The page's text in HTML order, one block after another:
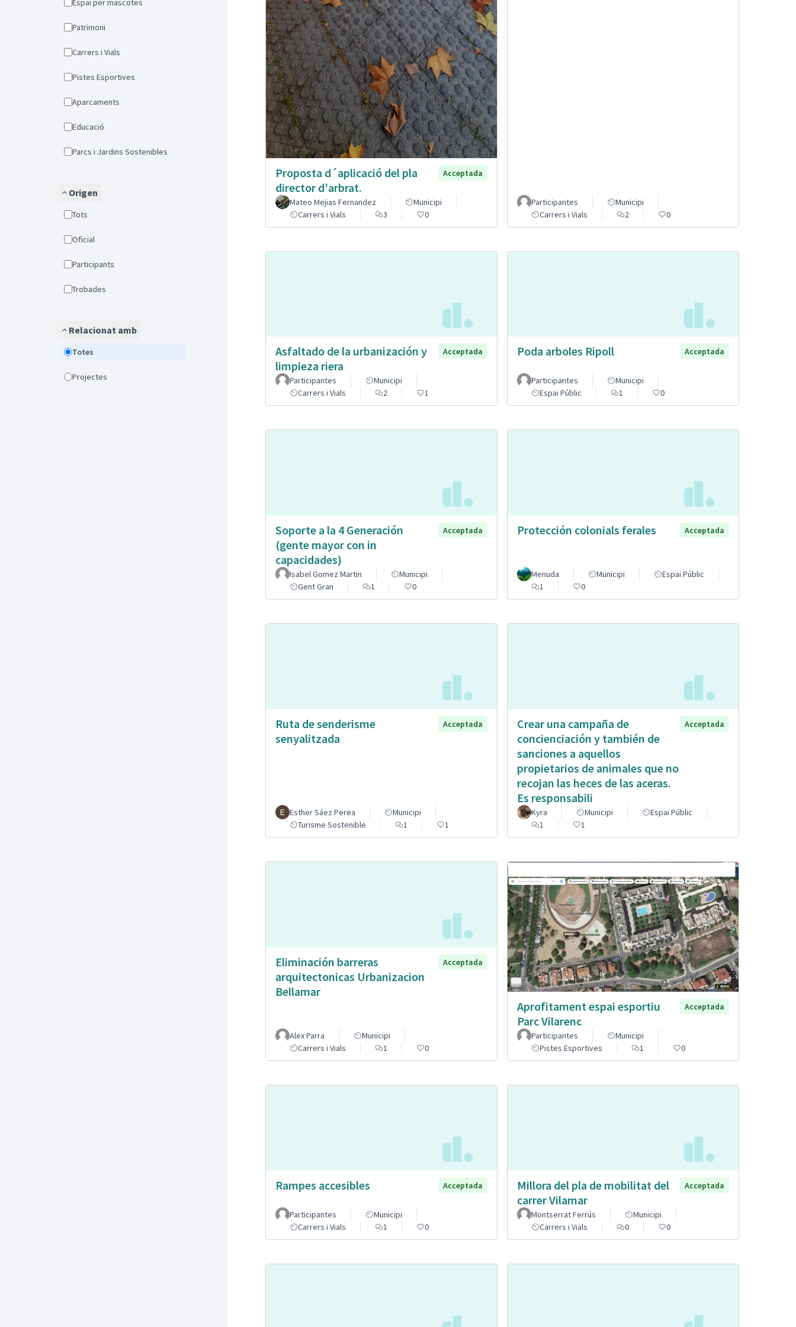
Espai per mascotes
Patrimoni
Carrers i Vials
Pistes Esportives
Aparcaments
Educació
Parcs i Jardins Sostenibles
Origen
Tots
Oficial
Participants
Trobades
Relacionat amb
Totes
Projectes
Proposta d´aplicació del pla
director d'arbrat.
Acceptada
Mateo Mejias Fernandez
Municipi
Carrers i Vials
3 0
Participantes
Municipi
Carrers i Vials
2 0
Asfaltado de la urbanización y
limpieza riera
Acceptada
Participantes
Municipi
Carrers i Vials
2 1
Poda arboles Ripoll Acceptada
Participantes
Municipi
Espai Públic
1 0
Soporte a la 4 Generación
(gente mayor con in
capacidades)
Acceptada
Isabel Gomez Martin
Municipi
Gent Gran
1 0
Protección colonials ferales Acceptada
Menuda Municipi
Espai Públic
1
0
Ruta de senderisme
senyalitzada
Acceptada
Esther Sáez Perea
Municipi
Turisme Sostenible
1 1
Crear una campaña de
concienciación y también de
sanciones a aquellos
propietarios de animales que no
recojan las heces de las aceras.
Es responsabili
Acceptada
Kyra Municipi
Espai Públic
1
1
Eliminación barreras
arquitectonicas Urbanizacion
Bellamar
Acceptada
Alex Parra
Municipi
Carrers i Vials
1 0
Aprofitament espai esportiu
Parc Vilarenc
Acceptada
Participantes
Municipi
Pistes Esportives
1 0
Rampes accesibles Acceptada
Participantes
Municipi
Carrers i Vials
1 0
Millora del pla de mobilitat del
carrer Vilamar
Acceptada
Montserrat Ferrús
Municipi
Carrers i Vials
0 0